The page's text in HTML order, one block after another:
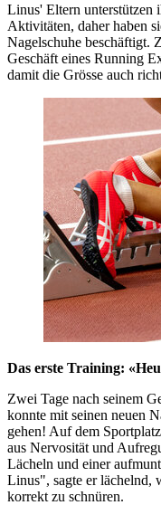
Linus' Eltern unterstützen
Aktivitäten, daher haben
Nagelschuhe beschäftigt.
Geschäft eines Running
damit die Grösse auch
Das erste Training:
Zwei Tage nach seinem
konnte mit seinen neuen
gehen! Auf dem
aus Nervosität und
Lächeln und einer
Linus", sagte er lächelnd,
korrekt zu schnüren.